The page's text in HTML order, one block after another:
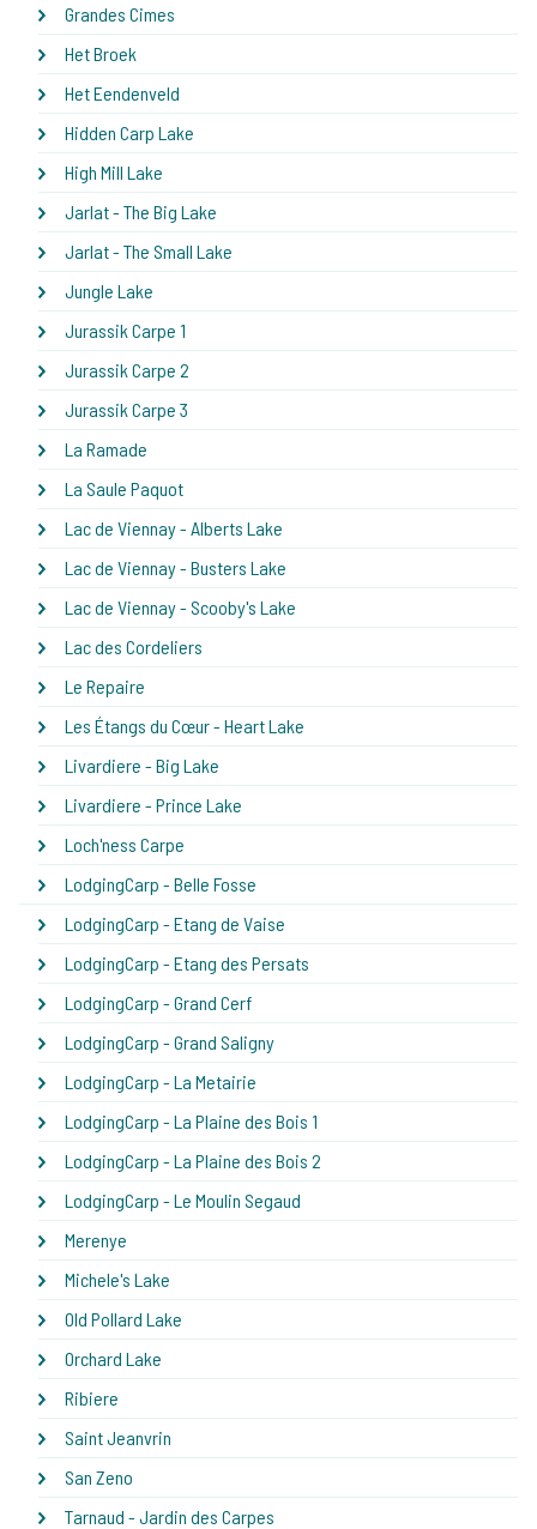
Grandes Cimes
Het Broek
Het Eendenveld
Hidden Carp Lake
High Mill Lake
Jarlat - The Big Lake
Jarlat - The Small Lake
Jungle Lake
Jurassik Carpe 1
Jurassik Carpe 2
Jurassik Carpe 3
La Ramade
La Saule Paquot
Lac de Viennay - Alberts Lake
Lac de Viennay - Busters Lake
Lac de Viennay - Scooby's Lake
Lac des Cordeliers
Le Repaire
Les Étangs du Cœur - Heart Lake
Livardiere - Big Lake
Livardiere - Prince Lake
Loch'ness Carpe
LodgingCarp - Belle Fosse
LodgingCarp - Etang de Vaise
LodgingCarp - Etang des Persats
LodgingCarp - Grand Cerf
LodgingCarp - Grand Saligny
LodgingCarp - La Metairie
LodgingCarp - La Plaine des Bois 1
LodgingCarp - La Plaine des Bois 2
LodgingCarp - Le Moulin Segaud
Merenye
Michele's Lake
Old Pollard Lake
Orchard Lake
Ribiere
Saint Jeanvrin
San Zeno
Tarnaud - Jardin des Carpes